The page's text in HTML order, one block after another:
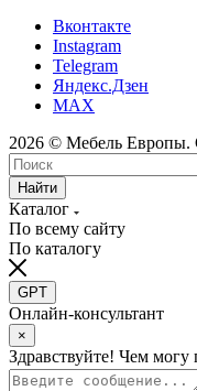
Вконтакте
Instagram
Telegram
Яндекс.Дзен
MAX
2026 © Мебель Европы.
Найти
Каталог
По всему сайту
По каталогу
GPT
Онлайн-консультант
×
Здравствуйте! Чем могу